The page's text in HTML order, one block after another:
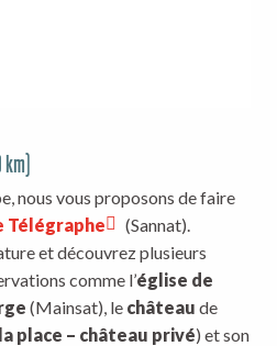
nous vous proposons de faire
Télégraphe
(Sannat).
et découvrez plusieurs
comme l’église de
(Mainsat), le château de
place – château privé) et son